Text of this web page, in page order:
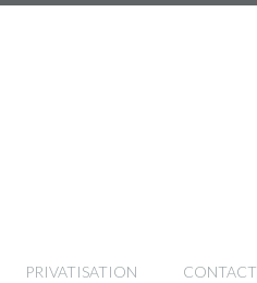
PRIVATISATION CONTACT